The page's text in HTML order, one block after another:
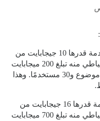
المنتدى الأصغر يعمل بمساحة مستخدمة قدرها 10 جيجابايت من
قرص بحجم 19 جيجابايت، ونسخ الاحتياطي منه تبلغ 200 ميجابايت
لكل نسخة، مع 2000 منشور في 200 موضوع و30 مستخدمًا. وهذا
المنتدى الأكبر يعمل بمساحة مستخدمة قدرها 16 جيجابايت من
قرص بحجم 25 جيجابايت، ونسخ الاحتياطي منه تبلغ 700 ميجابايت